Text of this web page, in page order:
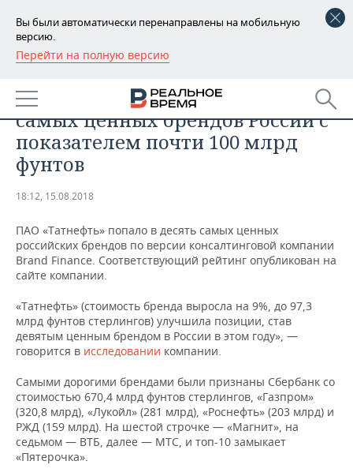
Вы были автоматически перенаправлены на мобильную
версию.
Перейти на полную версию
РЕГИОНЫ
БАШКОРТОСТАН
ТАТАРСТАН
УДМУРТИЯ
НОВОСТИ
АНАЛИТИКА
НОВОСТИ АНАЛИТИКИ
ДЕКЛАРАЦИИ О ДОХОДАХ
КОРОЛИ ГОСЗАКАЗА ПФО
ВУЗЫ ТАТАРСТАНА
КОМУ ПРИНАДЛЕЖАТ
ТОРГОВЫЕ ЦЕНТРЫ
ТАТАРСТАНА
ЭКОНОМИКА
НОВОСТИ ЭКОНОМИКИ
ФИНАНСЫ
БАНКИ
БЮДЖЕТ
ИНВЕСТИЦИИ
ПРОМЫШЛЕННОСТЬ
НОВОСТИ
ПРОМЫШЛЕННОСТИ
МАШИНОСТРОЕНИЕ
НЕФТЕХИМИЯ
НЕФТЬ
ОПК
ЭНЕРГЕТИКА
НЕДВИЖИМОСТЬ
НОВОСТИ НЕДВИЖИМОСТИ
АВТО
НОВОСТИ АВТО
БИЗНЕС
НОВОСТИ БИЗНЕСА
РОЗНИЧНАЯ ТОРГОВЛЯ
ТРАНСПОРТ
УСЛУГИ
ТЕХНОЛОГИИ
НОВОСТИ ТЕХНОЛОГИЙ
IT
МЕДИА
МЕРОПРИЯТИЯ
НОВОСТИ МЕРОПРИЯТИЙ
ВЫЕЗДНАЯ РЕДАКЦИЯ
СПОРТ
НОВОСТИ СПОРТА
ОБЩЕСТВО
«Татнефть» вошла в топ-10
самых ценных брендов России с
показателем почти 100 млрд
фунтов
18:12, 15.08.2018
ПАО «Татнефть» попало в десять самых ценных
российских брендов по версии консалтинговой компании
Brand Finance. Соответствующий рейтинг опубликован на
сайте компании.
«Татнефть» (стоимость бренда выросла на 9%, до 97,3
млрд фунтов стерлингов) улучшила позиции, став
девятым ценным брендом в России в этом году», —
говорится в исследовании компании.
Самыми дорогими брендами были признаны Сбербанк со
стоимостью 670,4 млрд фунтов стерлингов, «Газпром»
(320,8 млрд), «Лукойл» (281 млрд), «Роснефть» (203 млрд) и
РЖД (159 млрд). На шестой строчке — «Магнит», на
седьмом — ВТБ, далее — МТС, и топ-10 замыкает
«Пятерочка».